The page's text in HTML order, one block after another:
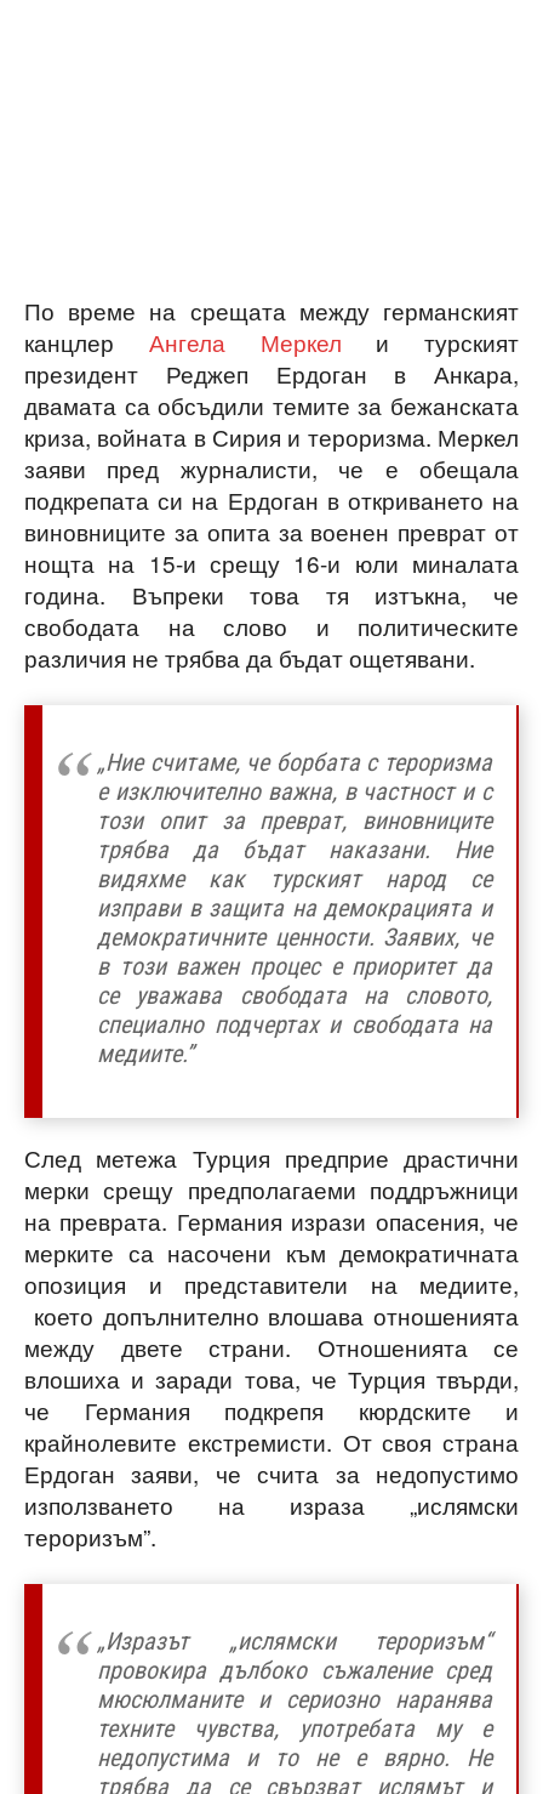
По време на срещата между германският
канцлер Ангела Меркел и турският
президент Реджеп Ердоган в Анкара,
двамата са обсъдили темите за бежанската
криза, войната в Сирия и тероризма. Меркел
заяви пред журналисти, че е обещала
подкрепата си на Ердоган в откриването на
виновниците за опита за военен преврат от
нощта на 15-и срещу 16-и юли миналата
година. Въпреки това тя изтъкна, че
свободата на слово и политическите
различия не трябва да бъдат ощетявани.
„Ние считаме, че борбата с тероризма
е изключително важна, в частност и с
този опит за преврат, виновниците
трябва да бъдат наказани. Ние
видяхме как турският народ се
изправи в защита на демокрацията и
демократичните ценности. Заявих, че
в този важен процес е приоритет да
се уважава свободата на словото,
специално подчертах и свободата на
медиите.”
След метежа Турция предприе драстични
мерки срещу предполагаеми поддръжници
на преврата. Германия изрази опасения, че
мерките са насочени към демократичната
опозиция и представители на медиите,
което допълнително влошава отношенията
между двете страни. Отношенията се
влошиха и заради това, че Турция твърди,
че Германия подкрепя кюрдските и
крайнолевите екстремисти. От своя страна
Ердоган заяви, че счита за недопустимо
използването на израза „ислямски
тероризъм”.
„Изразът „ислямски тероризъм“
провокира дълбоко съжаление сред
мюсюлманите и сериозно наранява
техните чувства, употребата му е
недопустима и то не е вярно. Не
трябва да се свързват ислямът и